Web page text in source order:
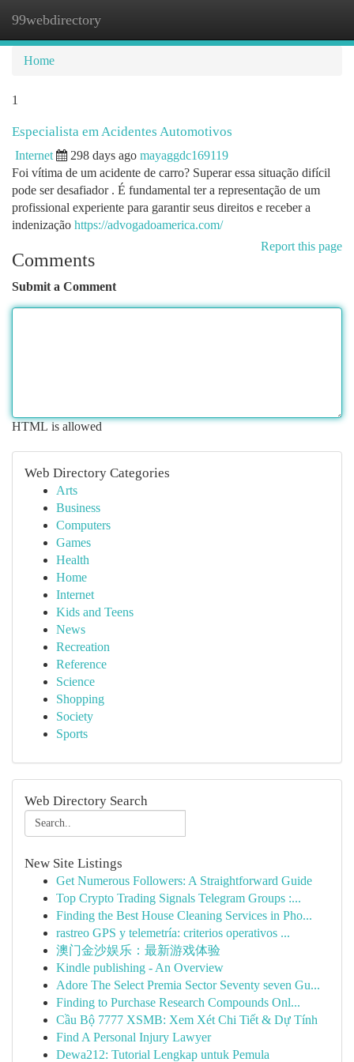
99webdirectory
Home
1
Especialista em Acidentes Automotivos
Internet 298 days ago mayaggdc169119
Foi vítima de um acidente de carro? Superar essa situação difícil
pode ser desafiador . É fundamental ter a representação de um
profissional experiente para garantir seus direitos e receber a
indenização https://advogadoamerica.com/
Report this page
Comments
Submit a Comment
HTML is allowed
Web Directory Categories
Arts
Business
Computers
Games
Health
Home
Internet
Kids and Teens
News
Recreation
Reference
Science
Shopping
Society
Sports
Web Directory Search
New Site Listings
Get Numerous Followers: A Straightforward Guide
Top Crypto Trading Signals Telegram Groups :...
Finding the Best House Cleaning Services in Pho...
rastreo GPS y telemetría: criterios operativos ...
澳门金沙娱乐：最新游戏体验
Kindle publishing - An Overview
Adore The Select Premia Sector Seventy seven Gu...
Finding to Purchase Research Compounds Onl...
Cầu Bộ 7777 XSMB: Xem Xét Chi Tiết & Dự Tính
Find A Personal Injury Lawyer
Dewa212: Tutorial Lengkap untuk Pemula